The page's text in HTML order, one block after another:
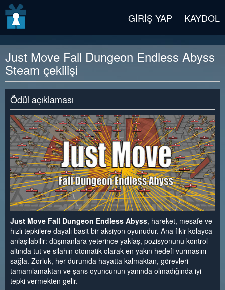
GIRIŞ YAP KAYDOL
Just Move Fall Dungeon Endless Abyss
Steam çekilişi
Ödül açıklaması
Just Move Fall Dungeon Endless Abyss, hareket, mesafe ve
hızlı tepkilere dayalı basit bir aksiyon oyunudur. Ana fikir kolayca
anlaşılabilir: düşmanlara yeterince yaklaş, pozisyonunu kontrol
altında tut ve silahın otomatik olarak en yakın hedefi vurmasını
sağla. Zorluk, her durumda hayatta kalmaktan, görevleri
tamamlamaktan ve şans oyuncunun yanında olmadığında iyi
tepki vermekten gelir.